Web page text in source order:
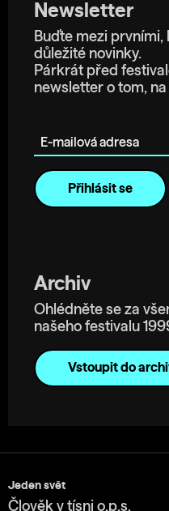
Newsletter
Buďte mezi prvními,
důležité novinky.
Párkrát před
newsletter o tom,
Archiv
Ohlédněte se za
našeho festivalu
Vstoupit do
Jeden svět
Člověk v tísni o.p.s.